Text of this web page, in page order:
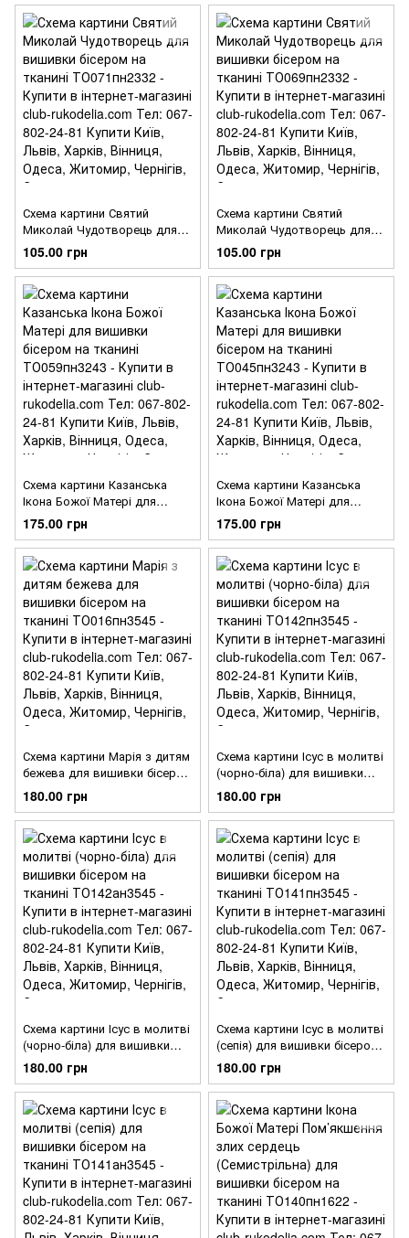
Схема картини Святий
Миколай Чудотворець для
вишивки бісером на тканині
ТО071пн2332
105.00 грн
Схема картини Святий
Миколай Чудотворець для
вишивки бісером на тканині
ТО069пн2332
105.00 грн
Схема картини Казанська
Ікона Божої Матері для
вишивки бісером на тканині
ТО059пн3243
175.00 грн
Схема картини Казанська
Ікона Божої Матері для
вишивки бісером на тканині
ТО045пн3243
175.00 грн
Схема картини Марія з дитям
бежева для вишивки бісером
на тканині ТО016пн3545
180.00 грн
Схема картини Ісус в молитві
(чорно-біла) для вишивки
бісером на тканині
ТО142пн3545
180.00 грн
Схема картини Ісус в молитві
(чорно-біла) для вишивки
бісером на тканині
ТО142ан3545
180.00 грн
Схема картини Ісус в молитві
(сепія) для вишивки бісером
на тканині ТО141пн3545
180.00 грн